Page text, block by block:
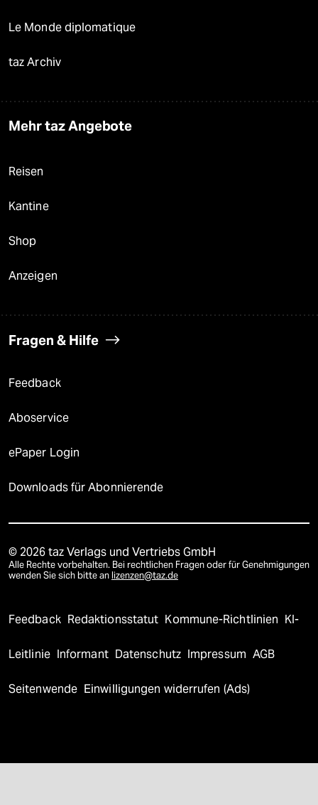
Le Monde diplomatique
taz Archiv
Mehr taz Angebote
Reisen
Kantine
Shop
Anzeigen
Fragen & Hilfe
Feedback
Aboservice
ePaper Login
Downloads für Abonnierende
© 2026 taz Verlags und Vertriebs GmbH
Alle Rechte vorbehalten. Bei rechtlichen Fragen oder für Genehmigungen
wenden Sie sich bitte an lizenzen@taz.de
Feedback Redaktionsstatut Kommune-Richtlinien KI-
Leitlinie Informant Datenschutz Impressum AGB
Seitenwende Einwilligungen widerrufen (Ads)